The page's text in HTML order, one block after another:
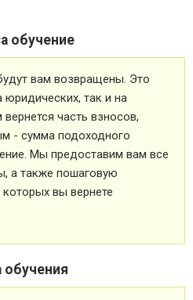
обучение
вам возвращены. Это
юридических, так и на
часть взносов,
- сумма подоходного
Мы предоставим вам все
а также пошаговую
вы вернете